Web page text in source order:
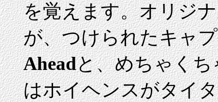
を覚えます。オリジ
が、つけられたキャ
Aheadと、めちゃく
はホイヘンスがタイ